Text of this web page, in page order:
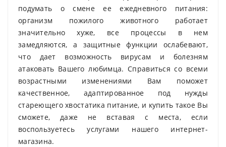
подумать о смене ее ежедневного питания:
организм пожилого животного работает
значительно хуже, все процессы в нем
замедляются, а защитные функции ослабевают,
что дает возможность вирусам и болезням
атаковать Вашего любимца. Справиться со всеми
возрастными изменениями Вам поможет
качественное, адаптированное под нужды
стареющего хвостатика питание, и купить такое Вы
сможете, даже не вставая с места, если
воспользуетесь услугами нашего интернет-
магазина.